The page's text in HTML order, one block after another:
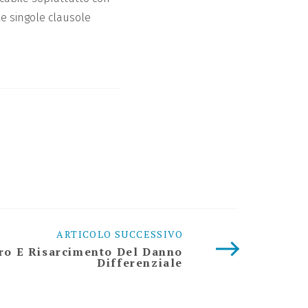
singole clausole
ARTICOLO SUCCESSIVO
E Risarcimento Del Danno
Differenziale